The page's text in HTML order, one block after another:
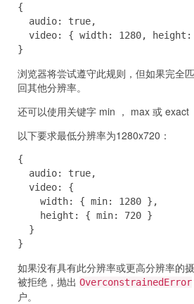
{
audio: true,
video: { width: 1280, height:
}
浏览器将尝试遵守此规则，但如果完全
回其他分辨率。
还可以使用关键字 min ， max 或 exact
以下要求最低分辨率为1280x720：
{
audio: true,
video: {
width: { min: 1280 },
height: { min: 720 }
}
}
如果没有具有此分辨率或更高分辨率的
被拒绝，抛出 OverconstrainedError
户。